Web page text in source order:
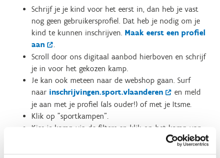
Schrijf je je kind voor het eerst in, dan heb je vast
nog geen gebruikersprofiel. Dat heb je nodig om je
kind te kunnen inschrijven. Maak eerst een profiel
aan
.
Scroll door ons digitaal aanbod hierboven en schrijf
je in voor het gekozen kamp.
Je kan ook meteen naar de webshop gaan. Surf
naar inschrijvingen.sport.vlaanderen
en meld
je aan met je profiel (als ouder!) of met je Itsme.
Klik op "sportkampen".
Kies je kamp via de filters en klik op het kamp van